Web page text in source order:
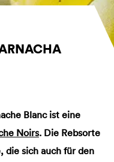
Blanc ist eine
Noirs. Die Rebsorte
sich auch für den